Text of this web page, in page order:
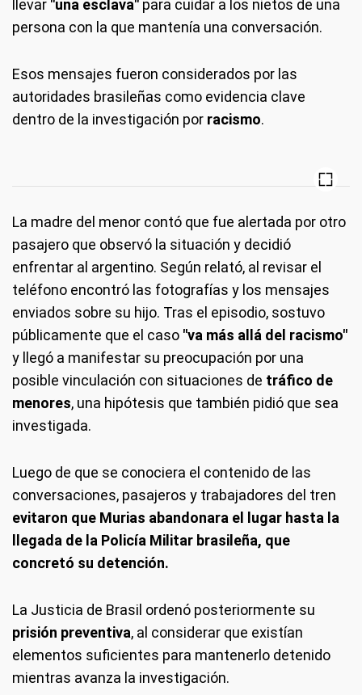
llevar "una esclava" para cuidar a los nietos de una
persona con la que mantenía una conversación.
Esos mensajes fueron considerados por las
autoridades brasileñas como evidencia clave
dentro de la investigación por racismo.
La madre del menor contó que fue alertada por otro
pasajero que observó la situación y decidió
enfrentar al argentino. Según relató, al revisar el
teléfono encontró las fotografías y los mensajes
enviados sobre su hijo. Tras el episodio, sostuvo
públicamente que el caso "va más allá del racismo"
y llegó a manifestar su preocupación por una
posible vinculación con situaciones de tráfico de
menores, una hipótesis que también pidió que sea
investigada.
Luego de que se conociera el contenido de las
conversaciones, pasajeros y trabajadores del tren
evitaron que Murias abandonara el lugar hasta la
llegada de la Policía Militar brasileña, que
concretó su detención.
La Justicia de Brasil ordenó posteriormente su
prisión preventiva, al considerar que existían
elementos suficientes para mantenerlo detenido
mientras avanza la investigación.